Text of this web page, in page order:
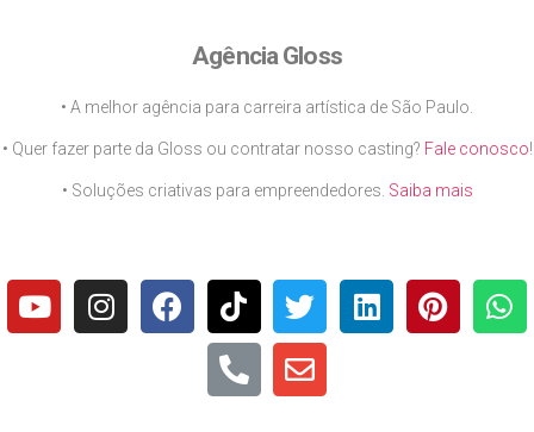
Agência Gloss
• A melhor agência para carreira artística de São Paulo.
• Quer fazer parte da Gloss ou contratar nosso casting? Fale conosco!
• Soluções criativas para empreendedores. Saiba mais